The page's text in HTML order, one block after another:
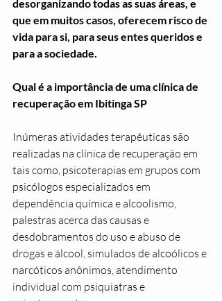
desorganizando todas as suas áreas, e
que em muitos casos, oferecem risco de
vida para si, para seus entes queridos e
para a sociedade.
Qual é a importância de uma clínica de
recuperação em Ibitinga SP
Inúmeras atividades terapêuticas são
realizadas na clínica de recuperação em
tais como, psicoterapias em grupos com
psicólogos especializados em
dependência química e alcoolismo,
palestras acerca das causas e
desdobramentos do uso e abuso de
drogas e álcool, simulados de alcoólicos e
narcóticos anônimos, atendimento
individual com psiquiatras e